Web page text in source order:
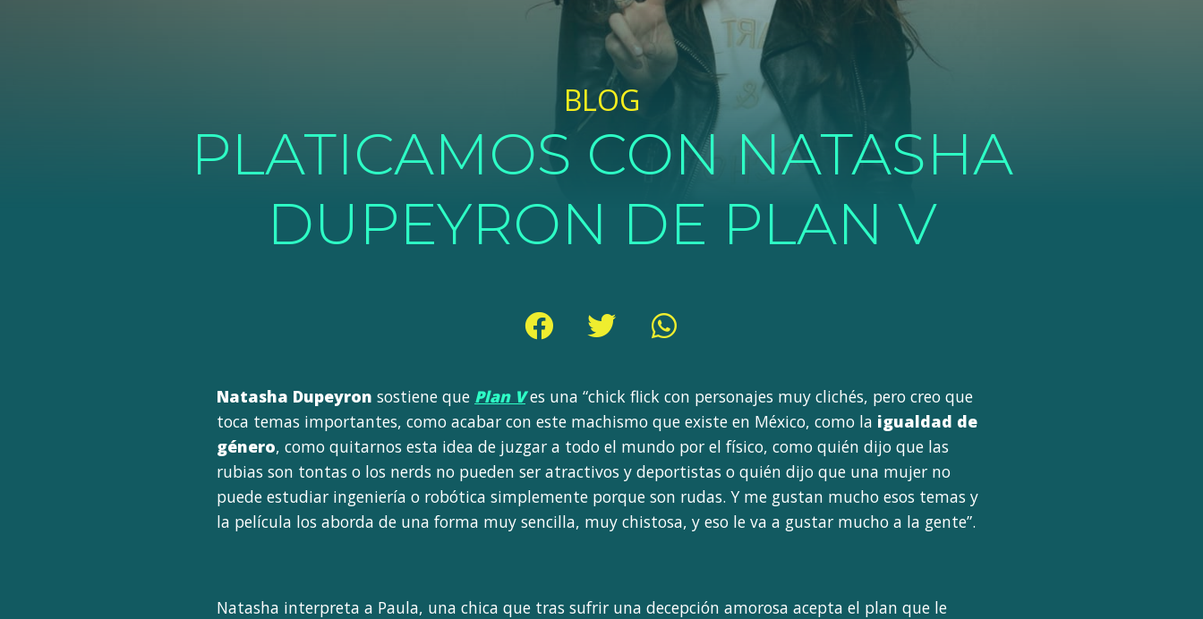
BLOG
PLATICAMOS CON NATASHA
DUPEYRON DE PLAN V
Natasha Dupeyron sostiene que Plan V es una “chick flick con personajes muy clichés, pero creo que
toca temas importantes, como acabar con este machismo que existe en México, como la igualdad de
género, como quitarnos esta idea de juzgar a todo el mundo por el físico, como quién dijo que las
rubias son tontas o los nerds no pueden ser atractivos y deportistas o quién dijo que una mujer no
puede estudiar ingeniería o robótica simplemente porque son rudas. Y me gustan mucho esos temas y
la película los aborda de una forma muy sencilla, muy chistosa, y eso le va a gustar mucho a la gente”.
Natasha interpreta a Paula, una chica que tras sufrir una decepción amorosa acepta el plan que le